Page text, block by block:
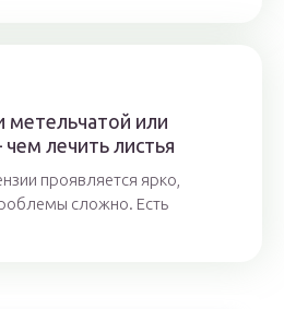
метельчатой или
лечить листья
проявляется ярко,
сложно. Есть